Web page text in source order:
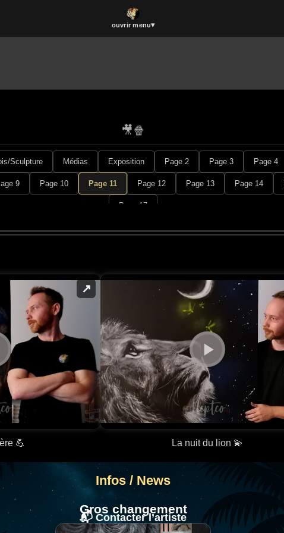
ouvrir menu▾
Bois et Sculpture
Musique
🎥🍿
Sculpture Médias Exposition Page 2 Page 3 Page 4
9 Page 10 Page 11 Page 12 Page 13 Page 14
Page 17
↗
💪 La nuit du lion 💫
Infos / News
Gros changement
📬 Contacter l’artiste